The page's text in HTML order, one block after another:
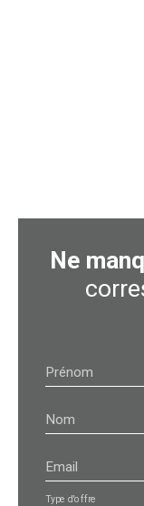
Ne
Prénom
Nom
Email
Type d'offre